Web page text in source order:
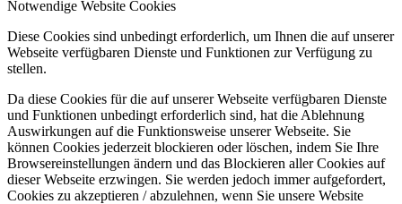
Notwendige Website Cookies
Diese Cookies sind unbedingt erforderlich, um Ihnen die auf unserer
Webseite verfügbaren Dienste und Funktionen zur Verfügung zu
stellen.
Da diese Cookies für die auf unserer Webseite verfügbaren Dienste
und Funktionen unbedingt erforderlich sind, hat die Ablehnung
Auswirkungen auf die Funktionsweise unserer Webseite. Sie
können Cookies jederzeit blockieren oder löschen, indem Sie Ihre
Browsereinstellungen ändern und das Blockieren aller Cookies auf
dieser Webseite erzwingen. Sie werden jedoch immer aufgefordert,
Cookies zu akzeptieren / abzulehnen, wenn Sie unsere Website